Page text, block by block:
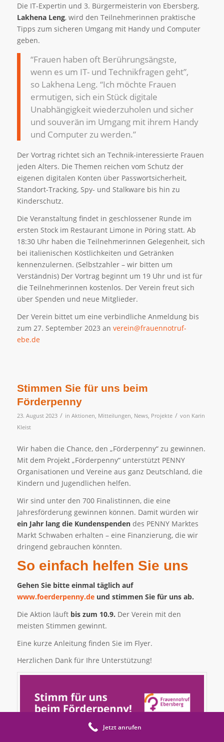
Die IT-Expertin und 3. Bürgermeisterin von Ebersberg,
Lakhena Leng, wird den Teilnehmerinnen praktische
Tipps zum sicheren Umgang mit Handy und Computer
geben.
“Frauen haben oft Berührungsängste,
wenn es um IT- und Technikfragen geht”,
so Lakhena Leng. “Ich möchte Frauen
ermutigen, sich ein Stück digitale
Unabhängigkeit wiederzuholen und sicher
und souverän im Umgang mit ihrem Handy
und Computer zu werden.”
Der Vortrag richtet sich an Technik-interessierte Frauen
jeden Alters. Die Themen reichen vom Schutz der
eigenen digitalen Konten über Passwortsicherheit,
Standort-Tracking, Spy- und Stalkware bis hin zu
Kinderschutz.
Die Veranstaltung findet in geschlossener Runde im
ersten Stock im Restaurant Limone in Pöring statt. Ab
18:30 Uhr haben die Teilnehmerinnen Gelegenheit, sich
bei italienischen Köstlichkeiten und Getränken
kennenzulernen. (Selbstzahler – wir bitten um
Verständnis) Der Vortrag beginnt um 19 Uhr und ist für
die Teilnehmerinnen kostenlos. Der Verein freut sich
über Spenden und neue Mitglieder.
Der Verein bittet um eine verbindliche Anmeldung bis
zum 27. September 2023 an verein@frauennotruf-
ebe.de
Stimmen Sie für uns beim
Förderpenny
23. August 2023 / in Aktionen, Mitteilungen, News, Projekte / von Karin
Kleist
Wir haben die Chance, den „Förderpenny“ zu gewinnen.
Mit dem Projekt „Förderpenny“ unterstützt PENNY
Organisationen und Vereine aus ganz Deutschland, die
Kindern und Jugendlichen helfen.
Wir sind unter den 700 Finalistinnen, die eine
Jahresförderung gewinnen können. Damit würden wir
ein Jahr lang die Kundenspendendes PENNY Marktes
Markt Schwaben erhalten – eine Finanzierung, die wir
dringend gebrauchen könnten.
So einfach helfen Sie uns
Gehen Sie bitte einmal täglich auf
www.foerderpenny.deund stimmen Sie für uns ab.
Die Aktion läuft bis zum 10.9. Der Verein mit den
meisten Stimmen gewinnt.
Eine kurze Anleitung finden Sie im Flyer.​
Herzlichen Dank für Ihre Unterstützung!​
Jetzt anrufen